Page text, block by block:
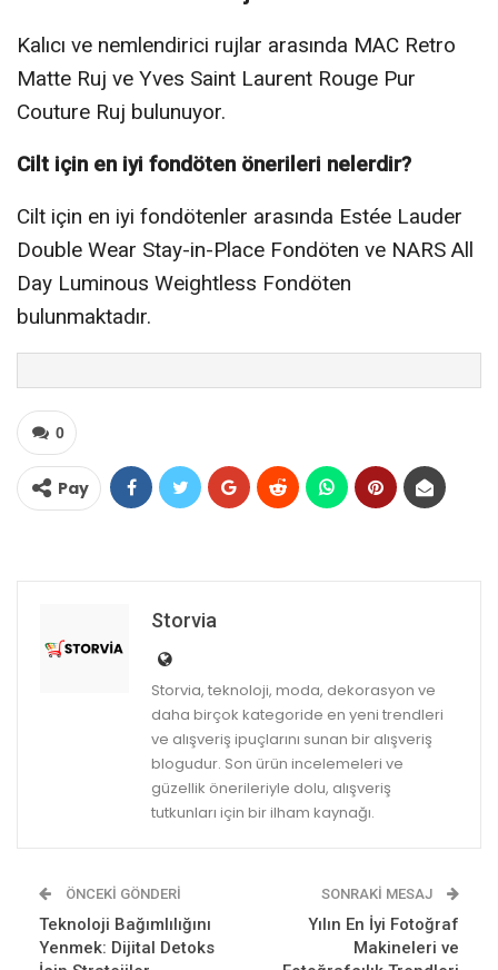
Kalıcı ve nemlendirici rujlar arasında MAC Retro
Matte Ruj ve Yves Saint Laurent Rouge Pur
Couture Ruj bulunuyor.
Cilt için en iyi fondöten önerileri nelerdir?
Cilt için en iyi fondötenler arasında Estée Lauder
Double Wear Stay-in-Place Fondöten ve NARS All
Day Luminous Weightless Fondöten
bulunmaktadır.
0
Pay
Storvia
Storvia, teknoloji, moda, dekorasyon ve
daha birçok kategoride en yeni trendleri
ve alışveriş ipuçlarını sunan bir alışveriş
blogudur. Son ürün incelemeleri ve
güzellik önerileriyle dolu, alışveriş
tutkunları için bir ilham kaynağı.
ÖNCEKI GÖNDERI
Teknoloji Bağımlılığını
Yenmek: Dijital Detoks
SONRAKI MESAJ
Yılın En İyi Fotoğraf
Makineleri ve